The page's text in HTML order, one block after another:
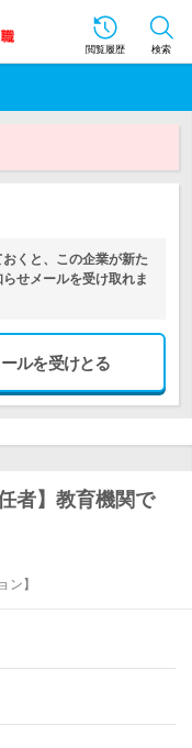
閲覧履歴 検索
くと、この企業が新た
せメールを受け取れま
ルを受けとる
者】教育機関で
】